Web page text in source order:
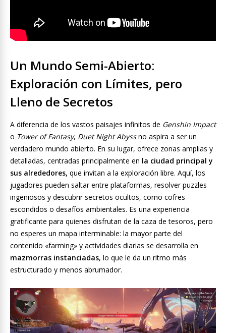
Un Mundo Semi-Abierto:
Exploración con Límites, pero
Lleno de Secretos
A diferencia de los vastos paisajes infinitos de Genshin Impact
o Tower of Fantasy, Duet Night Abyssno aspira a ser un
verdadero mundo abierto. En su lugar, ofrece zonas amplias y
detalladas, centradas principalmente en la ciudad principal y
sus alrededores, que invitan a la exploración libre. Aquí, los
jugadores pueden saltar entre plataformas, resolver puzzles
ingeniosos y descubrir secretos ocultos, como cofres
escondidos o desafíos ambientales. Es una experiencia
gratificante para quienes disfrutan de la caza de tesoros, pero
no esperes un mapa interminable: la mayor parte del
contenido «farming» y actividades diarias se desarrolla en
mazmorras instanciadas, lo que le da un ritmo más
estructurado y menos abrumador.